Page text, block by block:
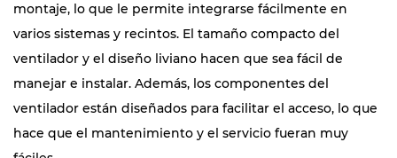
montaje, lo que le permite integrarse fácilmente en
varios sistemas y recintos. El tamaño compacto del
ventilador y el diseño liviano hacen que sea fácil de
manejar e instalar. Además, los componentes del
ventilador están diseñados para facilitar el acceso, lo que
hace que el mantenimiento y el servicio fueran muy